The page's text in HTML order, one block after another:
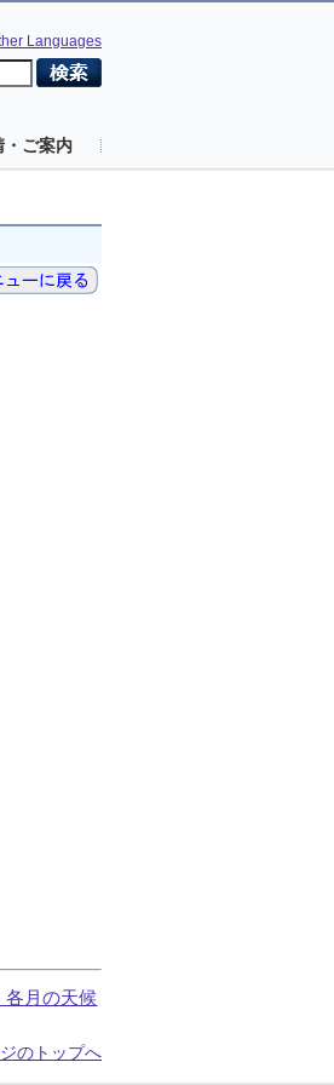
Languages
・ご案内
各月の天候
のトップへ